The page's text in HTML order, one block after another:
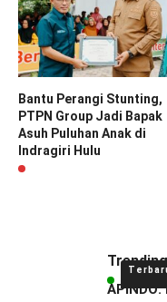
Bantu Perangi Stunting,
PTPN Group Jadi Bapak
Asuh Puluhan Anak di
Indragiri Hulu
Trending
APINDO: